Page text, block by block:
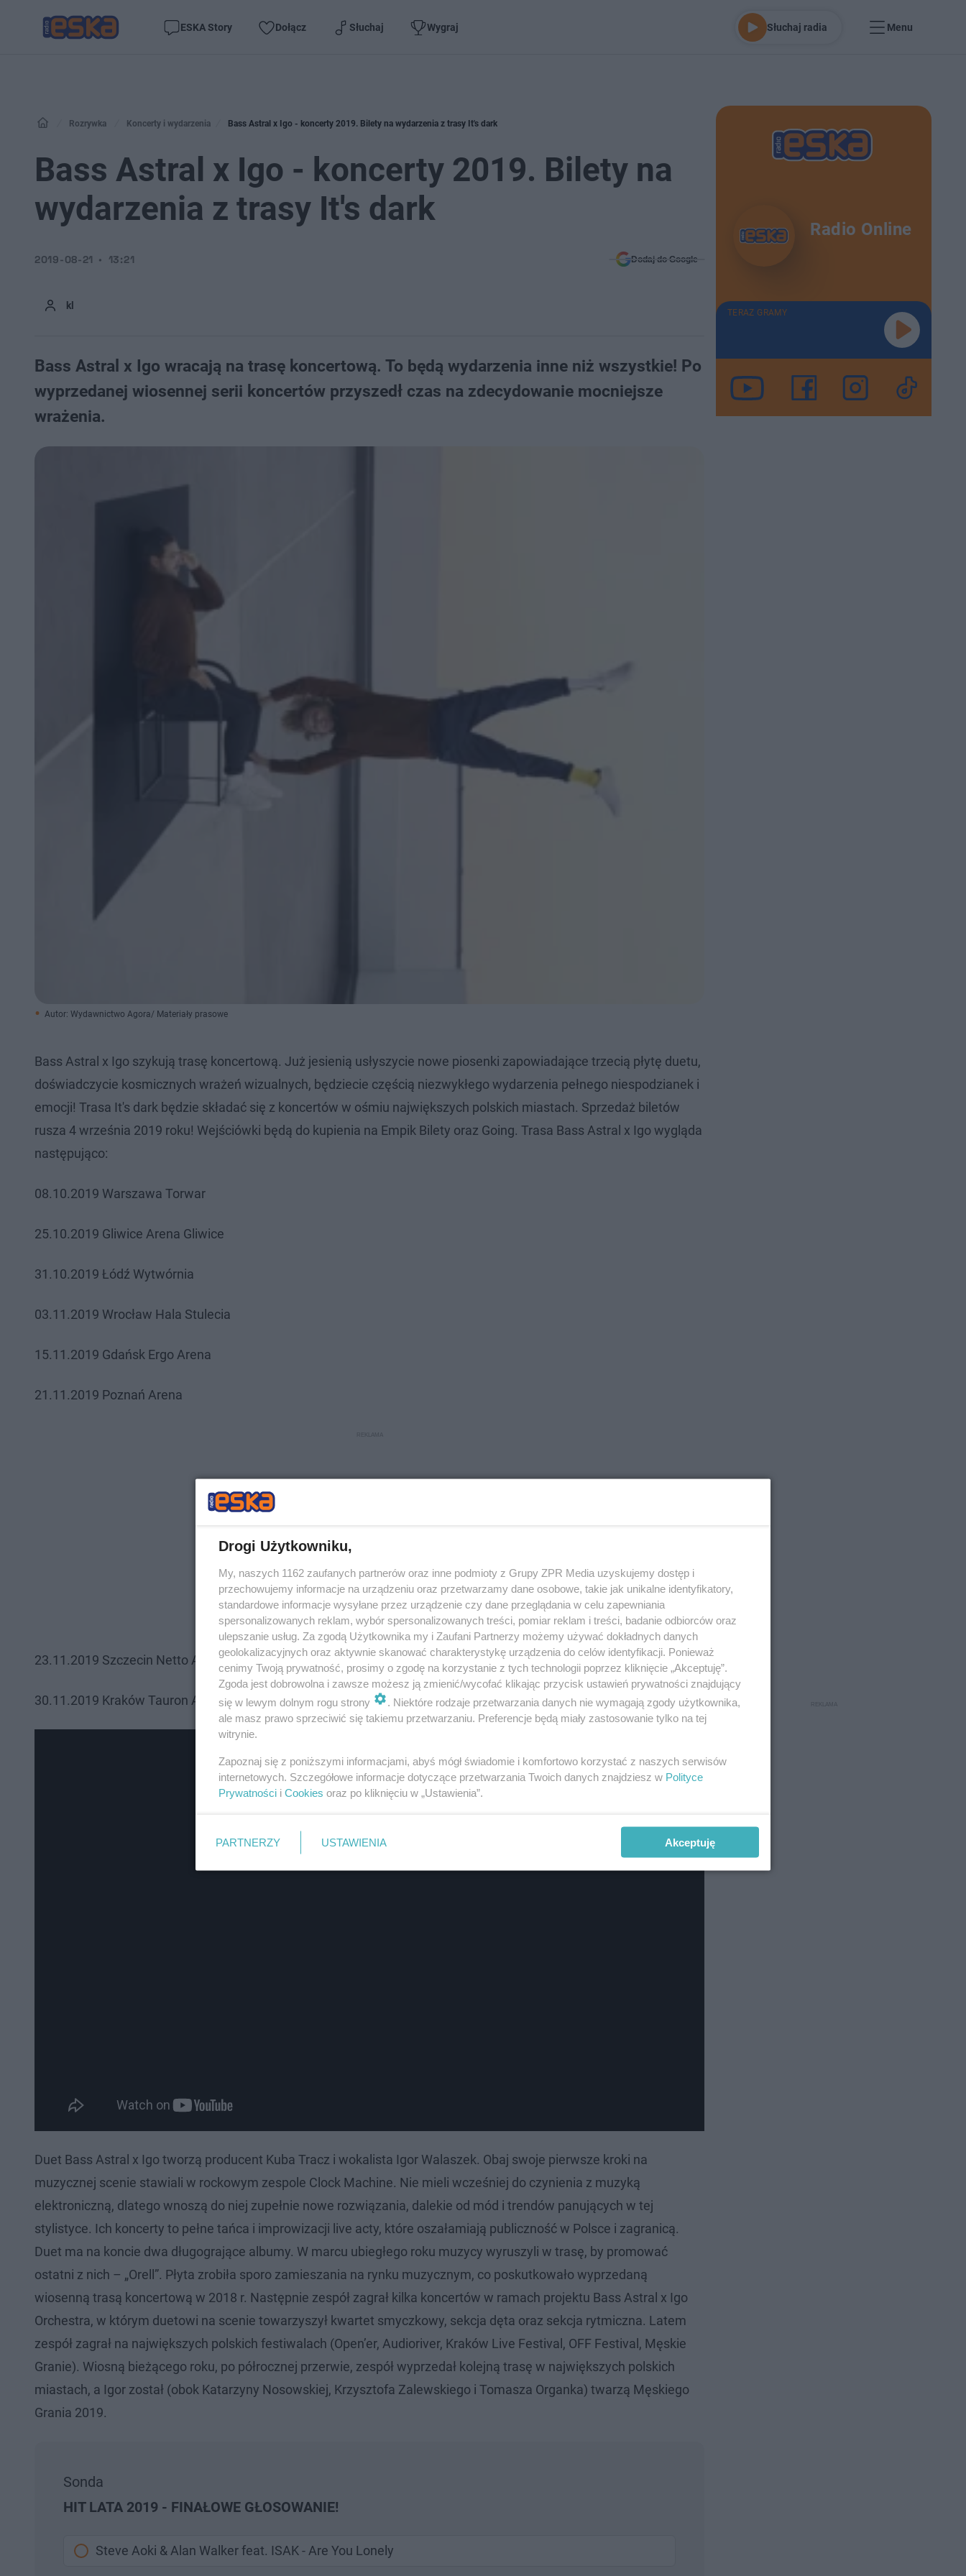
ESKA Story Dołącz Słuchaj Wygraj Słuchaj radia Menu
Rozrywka Koncerty i wydarzenia Bass Astral x Igo - koncerty 2019. Bilety na wydarzenia z trasy It's dark
Bass Astral x Igo - koncerty 2019. Bilety na
wydarzenia z trasy It's dark
kl
2019-08-21 13:21 Dodaj do Google
Bass Astral x Igo wracają na trasę koncertową. To będą wydarzenia inne niż wszystkie! Po
wyprzedanej wiosennej serii koncertów przyszedł czas na zdecydowanie mocniejsze
wrażenia.
Autor: Wydawnictwo Agora/ Materiały prasowe
Bass Astral x Igo szykują trasę koncertową. Już jesienią usłyszycie nowe piosenki zapowiadające trzecią płytę duetu,
doświadczycie kosmicznych wrażeń wizualnych, będziecie częścią niezwykłego wydarzenia pełnego niespodzianek i
emocji! Trasa It's dark będzie składać się z koncertów w ośmiu największych polskich miastach. Sprzedaż biletów
rusza 4 września 2019 roku! Wejściówki będą do kupienia na Empik Bilety oraz Going. Trasa Bass Astral x Igo wygląda
następująco:
08.10.2019 Warszawa Torwar
25.10.2019 Gliwice Arena Gliwice
31.10.2019 Łódź Wytwórnia
03.11.2019 Wrocław Hala Stulecia
15.11.2019 Gdańsk Ergo Arena
21.11.2019 Poznań Arena
23.11.2019 Szczecin Netto Arena
30.11.2019 Kraków Tauron Arena
Duet Bass Astral x Igo tworzą producent Kuba Tracz i wokalista Igor Walaszek. Obaj swoje pierwsze kroki na
muzycznej scenie stawiali w rockowym zespole Clock Machine. Nie mieli wcześniej do czynienia z muzyką
elektroniczną, dlatego wnoszą do niej zupełnie nowe rozwiązania, dalekie od mód i trendów panujących w tej
stylistyce. Ich koncerty to pełne tańca i improwizacji live acty, które oszałamiają publiczność w Polsce i zagranicą.
Duet ma na koncie dwa długogrające albumy. W marcu ubiegłego roku muzycy wyruszyli w trasę, by promować
ostatni z nich – „Orell”. Płyta zrobiła sporo zamieszania na rynku muzycznym, co poskutkowało wyprzedaną
wiosenną trasą koncertową w 2018 r. Następnie zespół zagrał kilka koncertów w ramach projektu Bass Astral x Igo
Orchestra, w którym duetowi na scenie towarzyszył kwartet smyczkowy, sekcja dęta oraz sekcja rytmiczna. Latem
zespół zagrał na największych polskich festiwalach (Open’er, Audioriver, Kraków Live Festival, OFF Festival, Męskie
Granie). Wiosną bieżącego roku, po półrocznej przerwie, zespół wyprzedał kolejną trasę w największych polskich
miastach, a Igor został (obok Katarzyny Nosowskiej, Krzysztofa Zalewskiego i Tomasza Organka) twarzą Męskiego
Grania 2019.
Sonda
HIT LATA 2019 - FINAŁOWE GŁOSOWANIE!
Steve Aoki & Alan Walker feat. ISAK - Are You Lonely
Radio Online
TERAZ GRAMY
Drogi Użytkowniku,
My, naszych 1162 zaufanych partnerów oraz inne podmioty z Grupy ZPR Media uzyskujemy dostęp i
przechowujemy informacje na urządzeniu oraz przetwarzamy dane osobowe, takie jak unikalne identyfikatory,
standardowe informacje wysyłane przez urządzenie czy dane przeglądania w celu zapewniania
spersonalizowanych reklam, wybór spersonalizowanych treści, pomiar reklam i treści, badanie odbiorców oraz
ulepszanie usług. Za zgodą Użytkownika my i Zaufani Partnerzy możemy używać dokładnych danych
geolokalizacyjnych oraz aktywnie skanować charakterystykę urządzenia do celów identyfikacji. Ponieważ
cenimy Twoją prywatność, prosimy o zgodę na korzystanie z tych technologii poprzez kliknięcie „Akceptuję”.
Zgoda jest dobrowolna i zawsze możesz ją zmienić/wycofać klikając przycisk ustawień prywatności znajdujący
się w lewym dolnym rogu strony
. Niektóre rodzaje przetwarzania danych nie wymagają zgody użytkownika,
ale masz prawo sprzeciwić się takiemu przetwarzaniu. Preferencje będą miały zastosowanie tylko na tej
witrynie.
Zapoznaj się z poniższymi informacjami, abyś mógł świadomie i komfortowo korzystać z naszych serwisów
internetowych. Szczegółowe informacje dotyczące przetwarzania Twoich danych znajdziesz w Polityce
Prywatności i Cookies oraz po kliknięciu w „Ustawienia”.
PARTNERZY USTAWIENIA Akceptuję